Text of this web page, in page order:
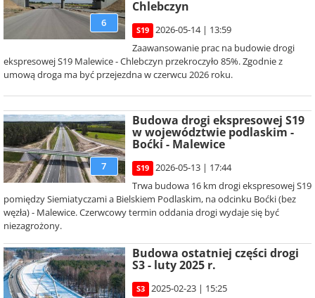
6
Chlebczyn
S19
2026-05-14 | 13:59
Zaawansowanie prac na budowie drogi
ekspresowej S19 Malewice - Chlebczyn przekroczyło 85%. Zgodnie z
umową droga ma być przejezdna w czerwcu 2026 roku.
7
Budowa drogi ekspresowej S19
w województwie podlaskim -
Boćki - Malewice
S19
2026-05-13 | 17:44
Trwa budowa 16 km drogi ekspresowej S19
pomiędzy Siemiatyczami a Bielskiem Podlaskim, na odcinku Boćki (bez
węzła) - Malewice. Czerwcowy termin oddania drogi wydaje się być
niezagrożony.
Budowa ostatniej części drogi
S3 - luty 2025 r.
S3
2025-02-23 | 15:25